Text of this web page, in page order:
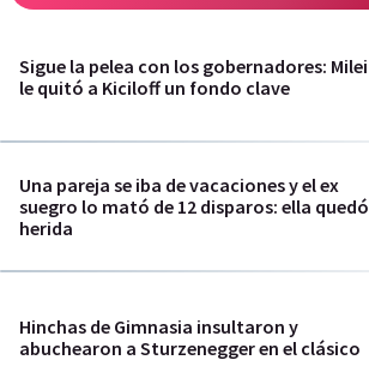
Sigue la pelea con los gobernadores: Milei
le quitó a Kiciloff un fondo clave
Una pareja se iba de vacaciones y el ex
suegro lo mató de 12 disparos: ella quedó
herida
Hinchas de Gimnasia insultaron y
abuchearon a Sturzenegger en el clásico